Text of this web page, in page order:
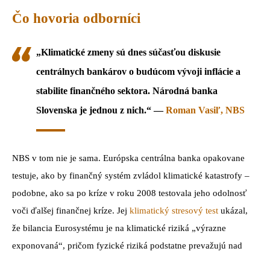
Čo hovoria odborníci
„Klimatické zmeny sú dnes súčasťou diskusie
centrálnych bankárov o budúcom vývoji inflácie a
stabilite finančného sektora. Národná banka
Slovenska je jednou z nich.“ —Roman Vasiľ, NBS
NBS v tom nie je sama. Európska centrálna banka opakovane
testuje, ako by finančný systém zvládol klimatické katastrofy –
podobne, ako sa po kríze v roku 2008 testovala jeho odolnosť
voči ďalšej finančnej kríze. Jej klimatický stresový test ukázal,
že bilancia Eurosystému je na klimatické riziká „výrazne
exponovaná“, pričom fyzické riziká podstatne prevažujú nad